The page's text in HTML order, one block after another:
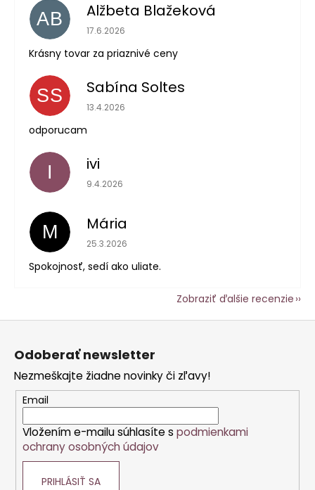
AB Alžbeta Blažeková
Hodnotenie obchodu je 5 z 5 hviezdičiek.
17.6.2026
Krásny tovar za priaznivé ceny
SS Sabína Soltes
Hodnotenie obchodu je 5 z 5 hviezdičiek.
13.4.2026
odporucam
I ivi
Hodnotenie obchodu je 5 z 5 hviezdičiek.
9.4.2026
M Mária
Hodnotenie obchodu je 5 z 5 hviezdičiek.
25.3.2026
Spokojnosť, sedí ako uliate.
Zobraziť ďalšie recenzie
Z
Odoberať newsletter
Nezmeškajte žiadne novinky či zľavy!
Email
Vložením e-mailu súhlasíte s podmienkami
ochrany osobných údajov
PRIHLÁSIŤ SA